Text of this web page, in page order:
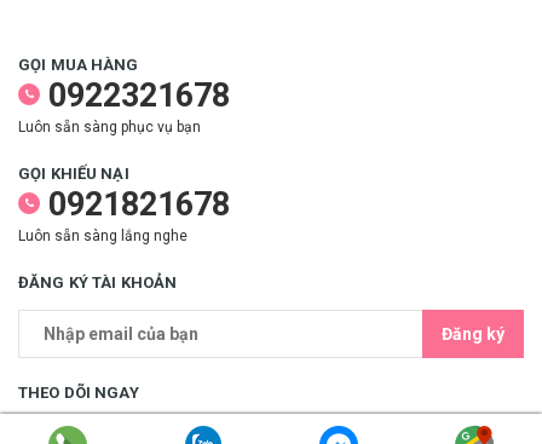
GỌI MUA HÀNG
0922321678
Luôn sẵn sàng phục vụ bạn
GỌI KHIẾU NẠI
0921821678
Luôn sẵn sàng lắng nghe
ĐĂNG KÝ TÀI KHOẢN
Đăng ký
THEO DÕI NGAY